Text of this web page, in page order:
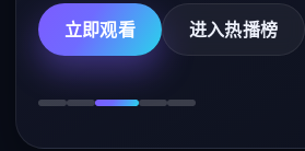
立即观看 进入热播榜